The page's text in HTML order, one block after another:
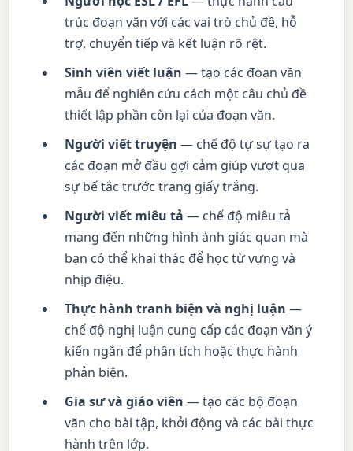
trúc đoạn văn với các vai trò chủ đề, hỗ
trợ, chuyển tiếp và kết luận rõ rệt.
Sinh viên viết luận — tạo các đoạn văn
mẫu để nghiên cứu cách một câu chủ đề
thiết lập phần còn lại của đoạn văn.
Người viết truyện — chế độ tự sự tạo ra
các đoạn mở đầu gợi cảm giúp vượt qua
sự bế tắc trước trang giấy trắng.
Người viết miêu tả — chế độ miêu tả
mang đến những hình ảnh giác quan mà
bạn có thể khai thác để học từ vựng và
nhịp điệu.
Thực hành tranh biện và nghị luận —
chế độ nghị luận cung cấp các đoạn văn ý
kiến ngắn để phân tích hoặc thực hành
phản biện.
Gia sư và giáo viên — tạo các bộ đoạn
văn cho bài tập, khởi động và các bài thực
hành trên lớp.